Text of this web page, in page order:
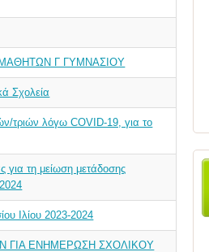
Γ ΓΥΜΝΑΣΙΟΥ
Σχολεία
τριών λόγω COVID-19, για το
για τη μείωση μετάδοσης
Ιλίου 2023-2024
ΕΝΗΜΕΡΩΣΗ ΣΧΟΛΙΚΟΥ